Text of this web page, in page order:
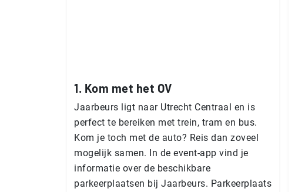
1. Kom met het OV
Jaarbeurs ligt naar Utrecht Centraal en is
perfect te bereiken met trein, tram en bus.
Kom je toch met de auto? Reis dan zoveel
mogelijk samen. In de event-app vind je
informatie over de beschikbare
parkeerplaatsen bij Jaarbeurs. Parkeerplaats